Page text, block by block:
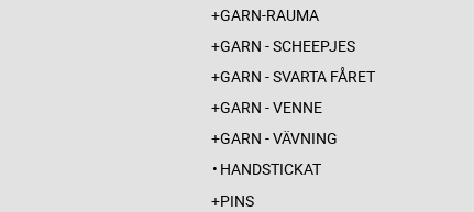
GARN-RAUMA
GARN - SCHEEPJES
GARN - SVARTA FÅRET
GARN - VENNE
GARN - VÄVNING
HANDSTICKAT
PINS